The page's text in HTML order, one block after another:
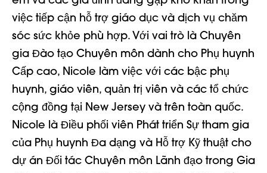
việc tiếp cận hỗ trợ giáo dục và dịch vụ chăm
sóc sức khỏe phù hợp. Với vai trò là Chuyên
gia Đào tạo Chuyên môn dành cho Phụ huynh
Cấp cao, Nicole làm việc với các bậc phụ
huynh, giáo viên, quản trị viên và các tổ chức
cộng đồng tại New Jersey và trên toàn quốc.
Nicole là Điều phối viên Phát triển Sự tham gia
của Phụ huynh Đa dạng và Hỗ trợ Kỹ thuật cho
dự án Đối tác Chuyên môn Lãnh đạo trong Gia